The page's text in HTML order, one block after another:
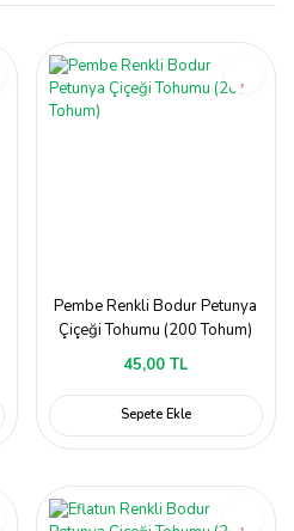
Pembe Renkli Bodur Petunya
Çiçeği Tohumu (200 Tohum)
45,00 TL
Sepete Ekle